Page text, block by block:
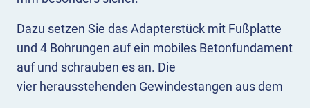
Dazu setzen Sie das Adapterstück mit Fußplatte
und 4 Bohrungen auf ein mobiles Betonfundament
auf und schrauben es an. Die
vier herausstehenden Gewindestangen aus dem